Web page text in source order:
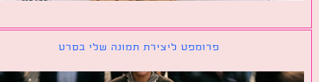
פרומפט ליצירת תמונה שלי בסרט